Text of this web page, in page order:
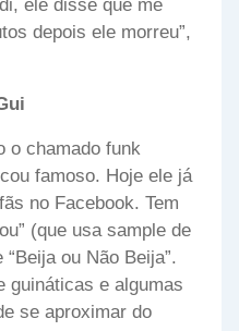
ele disse que me
depois ele morreu”,
o chamado funk
famoso. Hoje ele já
no Facebook. Tem
(que usa sample de
ou Não Beija”.
guináticas e algumas
se aproximar do